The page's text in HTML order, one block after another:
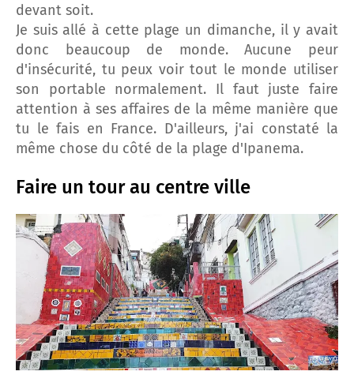
devant soit.
Je suis allé à cette plage un dimanche, il y avait
donc beaucoup de monde. Aucune peur
d'insécurité, tu peux voir tout le monde utiliser
son portable normalement. Il faut juste faire
attention à ses affaires de la même manière que
tu le fais en France. D'ailleurs, j'ai constaté la
même chose du côté de la plage d'Ipanema.
Faire un tour au centre ville